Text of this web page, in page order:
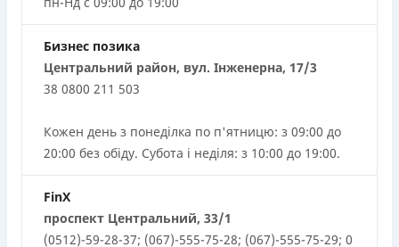
Бизнес позика
Центральний район, вул. Інженерна, 17/3
38 0800 211 503
Кожен день з понеділка по п'ятницю: з 09:00 до
20:00 без обіду. Субота і неділя: з 10:00 до 19:00.
FinX
проспект Центральний, 33/1
(0512)-59-28-37; (067)-555-75-28; (067)-555-75-29; 0